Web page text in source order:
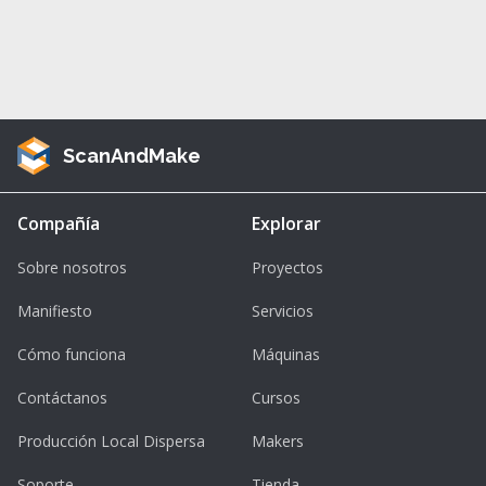
ScanAndMake
Compañía
Sobre nosotros
Manifiesto
Cómo funciona
Contáctanos
Producción Local Dispersa
Explorar
Proyectos
Servicios
Máquinas
Cursos
Makers